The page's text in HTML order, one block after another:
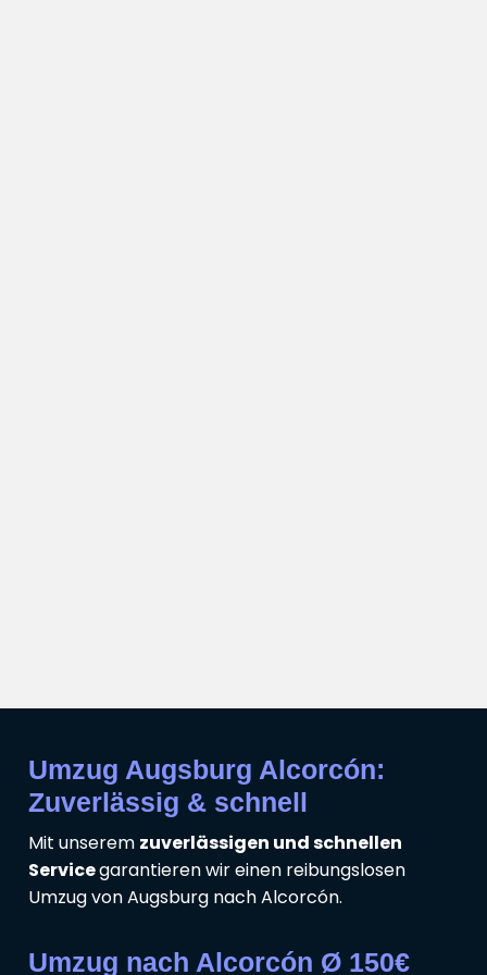
Umzug Augsburg Alcorcón:
Zuverlässig & schnell
Mit unserem zuverlässigen und schnellen
Servicegarantieren wir einen reibungslosen
Umzug von Augsburg nach Alcorcón.
Umzug nach Alcorcón Ø 150€